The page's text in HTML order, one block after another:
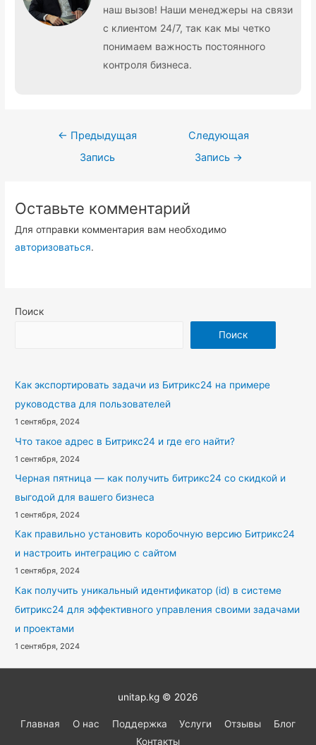
наш вызов! Наши менеджеры на связи
с клиентом 24/7, так как мы четко
понимаем важность постоянного
контроля бизнеса.
Навигация
← Предыдущая
Запись
Следующая
Запись →
Оставьте комментарий
Для отправки комментария вам необходимо
авторизоваться.
Поиск
Поиск
Как экспортировать задачи из Битрикс24 на примере
руководства для пользователей
1 сентября, 2024
Что такое адрес в Битрикс24 и где его найти?
1 сентября, 2024
Черная пятница — как получить битрикс24 со скидкой и
выгодой для вашего бизнеса
1 сентября, 2024
Как правильно установить коробочную версию Битрикс24
и настроить интеграцию с сайтом
1 сентября, 2024
Как получить уникальный идентификатор (id) в системе
битрикс24 для эффективного управления своими задачами
и проектами
1 сентября, 2024
unitap.kg © 2026
Главная О нас Поддержка Услуги Отзывы
Блог
Контакты